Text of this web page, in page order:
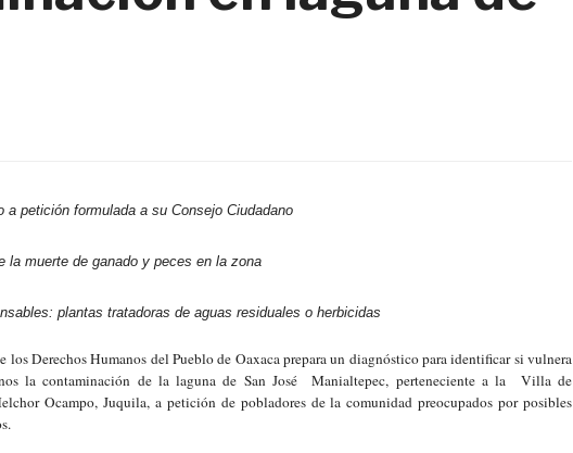
a petición formulada a su Consejo Ciudadano
la muerte de ganado y peces en la zona
plantas tratadoras de aguas residuales o herbicidas
los Derechos Humanos del Pueblo de Oaxaca prepara un diagnóstico para identificar si vulnera
la contaminación de la laguna de San José Manialtepec, perteneciente a la Villa de
Ocampo, Juquila, a petición de pobladores de la comunidad preocupados por posibles